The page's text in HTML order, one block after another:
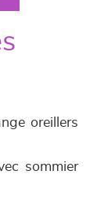
oreillers
sommier